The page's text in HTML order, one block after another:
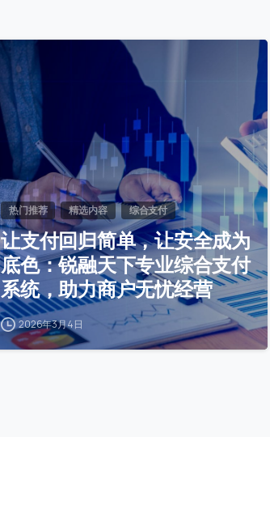
热门推荐 精选内容 综合支付
让支付回归简单，让安全成为
底色：锐融天下专业综合支付
系统，助力商户无忧经营
2026年3月4日